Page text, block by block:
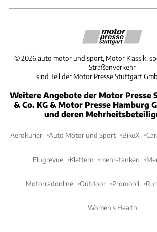
©2026 auto motor und sport, Motor Klassik,
Straßenverkehr
sind Teil der Motor Presse Stuttgart
Weitere Angebote der Motor Presse
& Co. KG & Motor Presse Hamburg
und deren
Aerokurier Auto Motor und Sport BikeX
Flugrevue Klettern mehr-tanken
Motorradonline Outdoor Promobil
Women's Health